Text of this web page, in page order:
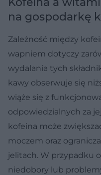
na gospodarkę
Zależność między
wapniem dotyczy
wydalania tych
kawy obserwuje się
wiąże się z
odpowiedzialnych za
kofeina może
moczem oraz
jelitach. W przypadku
niedobory lub